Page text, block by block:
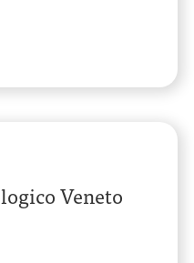
Veneto